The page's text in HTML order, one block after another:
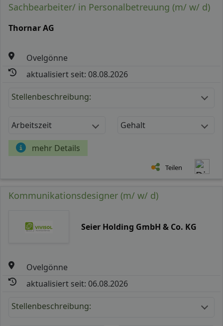
Sachbearbeiter/ in Personalbetreuung (m/ w/ d)
Thornar AG
Ovelgönne
aktualisiert seit: 08.08.2026
Stellenbeschreibung:
Arbeitszeit Gehalt
mehr Details
Teilen
Kommunikationsdesigner (m/ w/ d)
Seier Holding GmbH & Co. KG
Ovelgönne
aktualisiert seit: 06.08.2026
Stellenbeschreibung: